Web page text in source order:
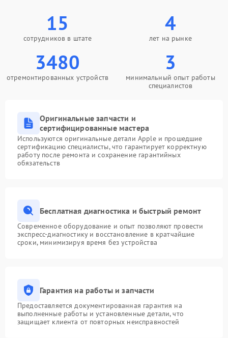
15
сотрудников в штате
4
лет на рынке
3480
отремонтированных устройств
3
минимальный опыт работы
специалистов
Оригинальные запчасти и
сертифицированные мастера
Используются оригинальные детали Apple и прошедшие
сертификацию специалисты, что гарантирует корректную
работу после ремонта и сохранение гарантийных
обязательств
Бесплатная диагностика и быстрый ремонт
Современное оборудование и опыт позволяют провести
экспресс-диагностику и восстановление в кратчайшие
сроки, минимизируя время без устройства
Гарантия на работы и запчасти
Предоставляется документированная гарантия на
выполненные работы и установленные детали, что
защищает клиента от повторных неисправностей